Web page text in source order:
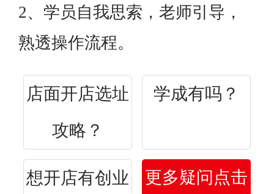
2、学员自我思索，老师引导，
熟透操作流程。
店面开店选址
攻略？
学成有吗？
想开店有创业
更多疑问点击